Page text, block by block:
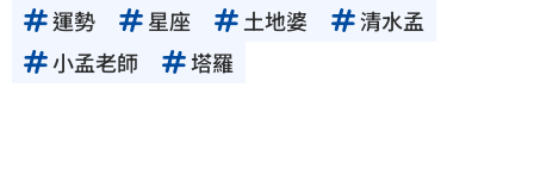
其真實性、正確性、即時性、完整性或合法
性。三立新聞網所提供的資訊內容，若其著作
運勢 星座 土地婆
清水孟
小孟老師
塔羅